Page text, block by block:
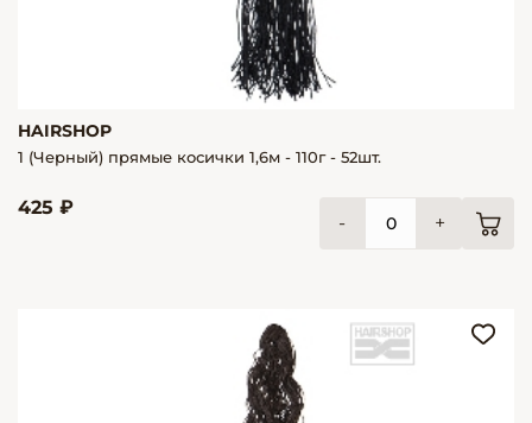
HAIRSHOP
1 (Черный) прямые косички 1,6м - 110г - 52шт.
425 ₽
- +